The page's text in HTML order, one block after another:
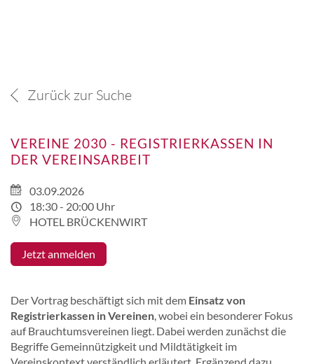
Zurück zur Suche
VEREINE 2030 - REGISTRIERKASSEN IN
DER VEREINSARBEIT
03.09.2026
18:30 - 20:00 Uhr
HOTEL BRÜCKENWIRT
Jetzt anmelden
Der Vortrag beschäftigt sich mit dem Einsatz von
Registrierkassen in Vereinen, wobei ein besonderer Fokus
auf Brauchtumsvereinen liegt. Dabei werden zunächst die
Begriffe Gemeinnützigkeit und Mildtätigkeit im